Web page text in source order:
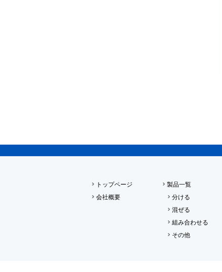
トップページ
会社概要
製品一覧
分ける
混ぜる
組み合わせる
その他